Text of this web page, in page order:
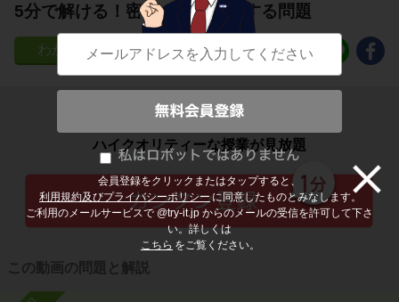
会員登録をクリックまたはタップすると、
利用規約及びプライバシーポリシー に同意したものとみなします。
ご利用のメールサービスで @try-it.jp からのメールの受信を許可して下さ
い。詳しくは
こちら をご覧ください。
5分で解ける！密度の計算に関する問題
179
子どもの勉強から大人の学び直しまで
ハイクオリティーな授業が見放題
この動画の問題と解説